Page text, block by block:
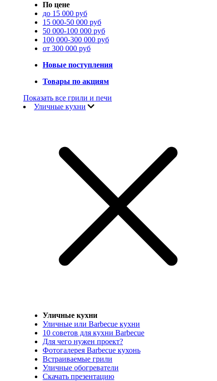
По цене
до 15 000 руб
15 000-50 000 руб
50 000-100 000 руб
100 000-300 000 руб
от 300 000 руб
Новые поступления
Товары по акциям
Показать все грили и печи
Уличные кухни
Уличные кухни
Уличные или Barbecue кухни
10 советов для кухни Barbecue
Для чего нужен проект?
Фотогалерея Barbecue кухонь
Встраиваемые грили
Уличные обогреватели
Скачать презентацию